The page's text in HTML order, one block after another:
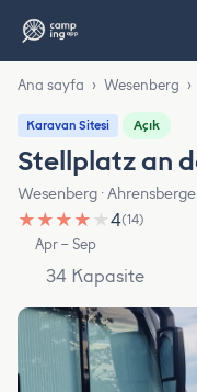
Ana sayfa › Wesenberg ›
Karavan Sitesi Açık
Stellplatz an
Wesenberg ·
★ ★ ★ ★ ★4(14)
Apr – Sep
34 Kapasite